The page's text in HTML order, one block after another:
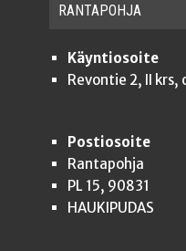
RAN­TA­POH­JA
Käyntiosoite
Revontie 2, II krs,
Postiosoite
Rantapohja
PL 15, 90831
HAUKIPUDAS